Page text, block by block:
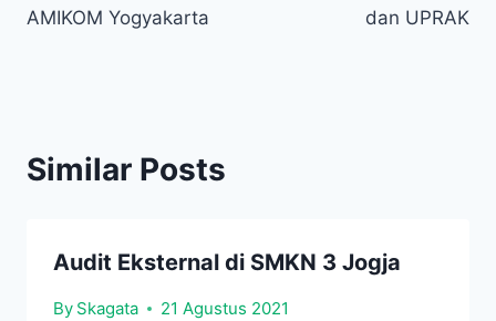
AMIKOM Yogyakarta
dan UPRAK
Similar Posts
Audit Eksternal di SMKN 3 Jogja
By Skagata 21 Agustus 2021